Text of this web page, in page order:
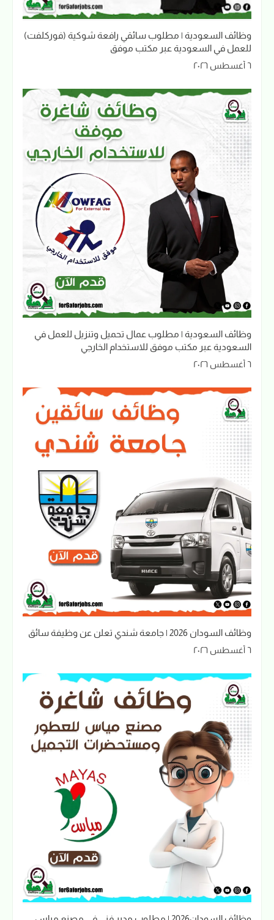
وظائف السعودية | مطلوب سائقي رافعة شوكية (فوركلفت)
للعمل في السعودية عبر مكتب موفق
٦ أغسطس ٢٠٢٦
وظائف السعودية | مطلوب عمال تحميل وتنزيل للعمل في
السعودية عبر مكتب موفق للاستخدام الخارجي
٦ أغسطس ٢٠٢٦
وظائف السودان 2026 | جامعة شندي تعلن عن وظيفة سائق
٦ أغسطس ٢٠٢٦